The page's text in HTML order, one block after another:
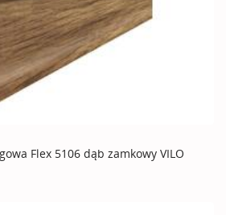
Flex 5106 dąb zamkowy VILO